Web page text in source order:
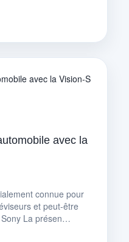
avec la
connue pour
et peut-être
La présen…